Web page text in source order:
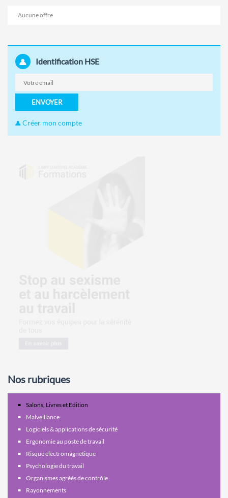
Aucune offre
Identification HSE
ENVOYER
Créer mon compte
Nos rubriques
Salons, Livres et Edition
Malveillance
Logiciels & applications de sécurité
Ergonomie au poste de travail
Risque électromagnétique
Psychologie du travail
Organismes agréés de contrôle
Rayonnements